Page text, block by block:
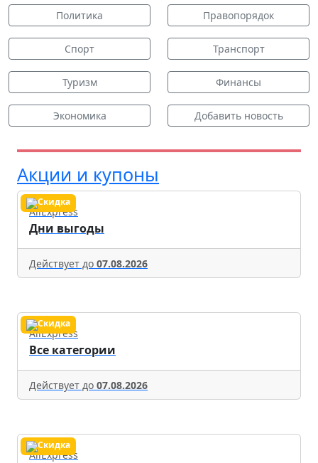
Политика Правопорядок
Спорт Транспорт
Туризм Финансы
Экономика Добавить новость
Акции и купоны
AliExpress
Дни выгоды
Действует до 07.08.2026
AliExpress
Все категории
Действует до 07.08.2026
AliExpress